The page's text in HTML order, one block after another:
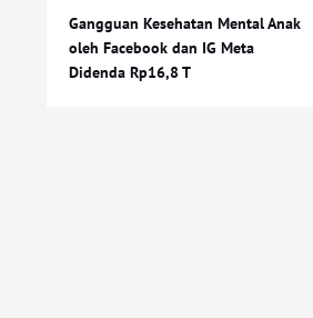
Gangguan Kesehatan Mental Anak
oleh Facebook dan IG Meta
Didenda Rp16,8 T